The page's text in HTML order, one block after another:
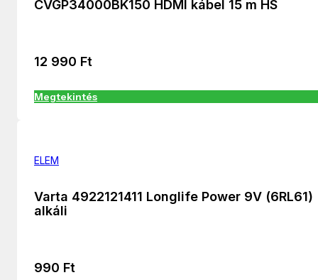
CVGP34000BK150 HDMI kábel 15 m HS
12 990 Ft
Megtekintés
ELEM
Varta 4922121411 Longlife Power 9V (6RL61)
alkáli
990 Ft